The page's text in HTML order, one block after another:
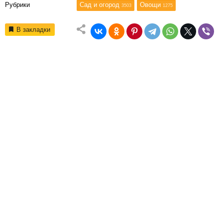
Рубрики Сад и огород 3503 Овощи 1275
В закладки